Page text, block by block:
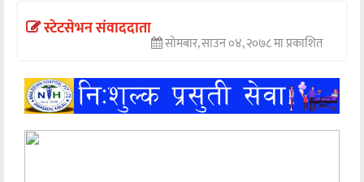
स्टेटसेभन संवाददाता
सोमबार, साउन ०४, २०७८ मा प्रकाशित